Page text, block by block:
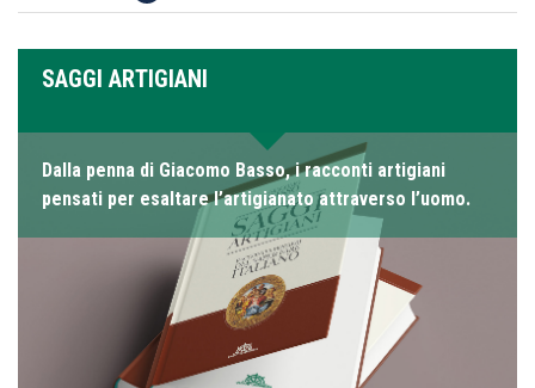
SAGGI ARTIGIANI
Dalla penna di Giacomo Basso, i racconti artigiani
pensati per esaltare l’artigianato attraverso l’uomo.